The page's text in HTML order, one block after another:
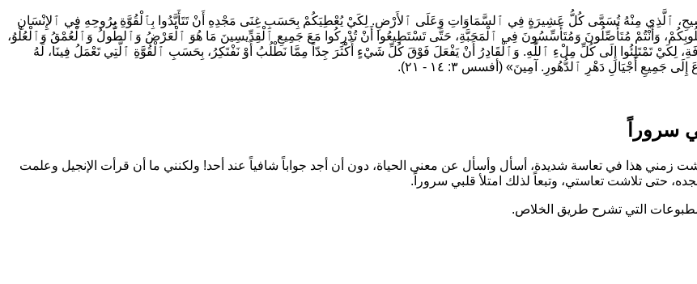
ٱلَّذِي مِنْهُ تُسَمَّى كُلُّ عَشِيرَةٍ فِي ٱلسَّمَاوَاتِ وَعَلَى ٱلأَرْضِ. لِكَيْ يُعْطِيَكُمْ بِحَسَبِ غِنَى مَجْدِهِ أَنْ تَتَأَيَّدُوا بِٱلْقُوَّةِ بِرُوحِهِ فِي ٱلإِنْسَانِ
وَأَنْتُمْ مُتَأَصِّلُونَ وَمُتَأَسِّسُونَ فِي ٱلْمَحَبَّةِ، حَتَّى تَسْتَطِيعُوا أَنْ تُدْرِكُوا مَعَ جَمِيعِ ٱلْقِدِّيسِينَ مَا هُوَ ٱلْعَرْضُ وَٱلطُّولُ وَٱلْعُمْقُ وَٱلْعُلْوُ،
لِكَيْ تَمْتَلِئُوا إِلَى كُلِّ مِلْءِ ٱللّٰهِ. وَٱلْقَادِرُ أَنْ يَفْعَلَ فَوْقَ كُلِّ شَيْءٍ أَكْثَرَ جِدّاً مِمَّا نَطْلُبُ أَوْ نَفْتَكِرُ، بِحَسَبِ ٱلْقُوَّةِ ٱلَّتِي تَعْمَلُ فِينَا، لَهُ
جَمِيعِ أَجْيَالِ دَهْرِ ٱلدُّهُورِ. آمِينَ» (أفسس ٣: ١٤ - ٢١).
سروراً
زمني هذا في تعاسة شديدة، أسأل وأسأل عن معنى الحياة، دون أن أجد جواباً شافياً عند أحد! ولكنني ما أن قرأت الإنجيل وعلمت
حتى تلاشت تعاستي، وتبعاً لذلك امتلأ قلبي سروراً.
التي تشرح طريق الخلاص.